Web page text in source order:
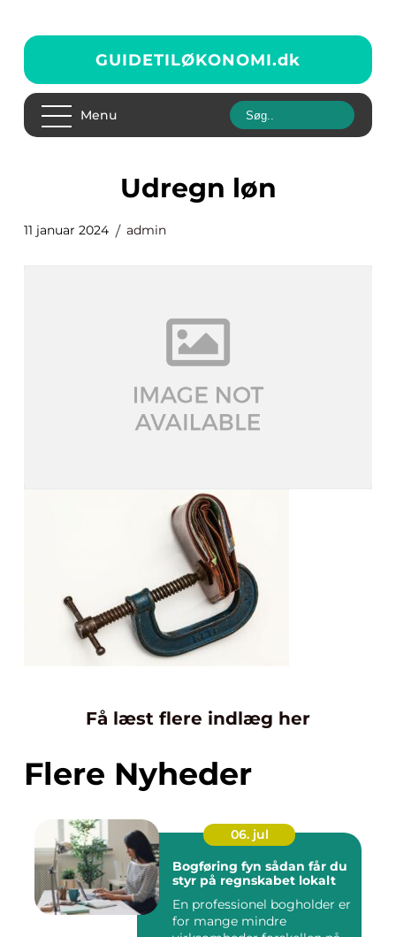
GUIDETILØKONOMI.dk
Menu
udregn løn
11 januar 2024 admin
Få læst flere indlæg her
Flere Nyheder
06. jul
Bogføring fyn sådan får du
styr på regnskabet lokalt
En professionel bogholder er
for mange mindre